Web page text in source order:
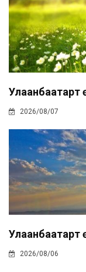
Улаанбаатарт
2026/08/07
Улаанбаатарт
2026/08/06